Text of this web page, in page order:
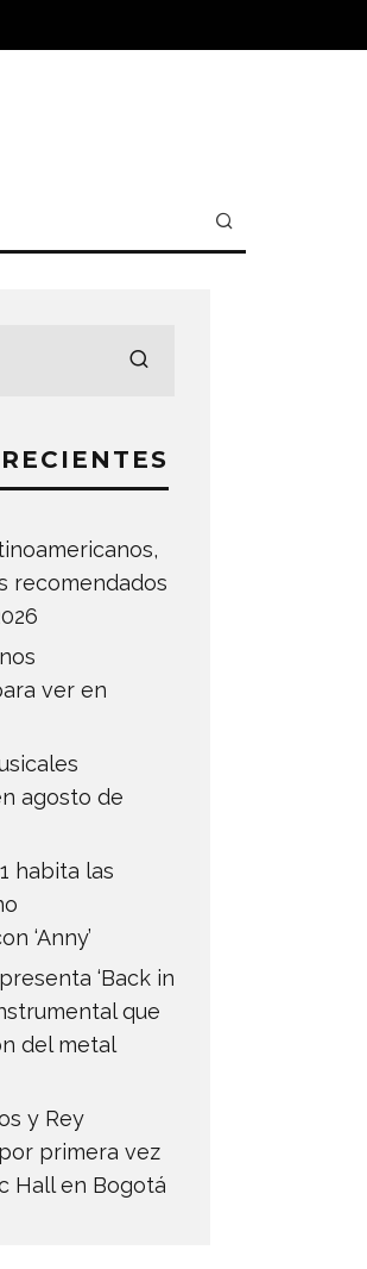
recomendados
ver en
agosto de
habita las
‘Anny’
‘Back in
que
del metal
y Rey
primera vez
Hall en Bogotá